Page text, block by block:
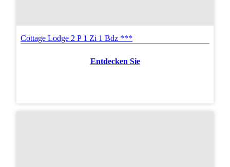
Cottage Lodge 2 P 1 Zi 1 Bdz ***
Entdecken Sie